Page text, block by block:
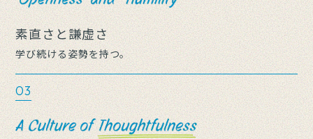
素直さと謙虚さ
学び続ける姿勢を持つ。
03